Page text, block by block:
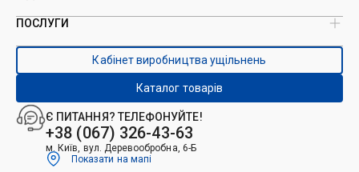
Є ПИТАННЯ? ТЕЛЕФОНУЙТЕ!
+38 (067) 326-43-63
м. Київ, вул. Деревообробна, 6-Б
Показати на мапі
Про нас
Каталоги
Контакти
ПОСЛУГИ
Виробництво ущільнень
Виробництво гідроциліндрів
Ремонт гідроциліндрів
Ремонт і виготовлення РВТ
Ремонт техніки
Гідрофікація авто
Кабінет виробництва ущільнень
Каталог товарів